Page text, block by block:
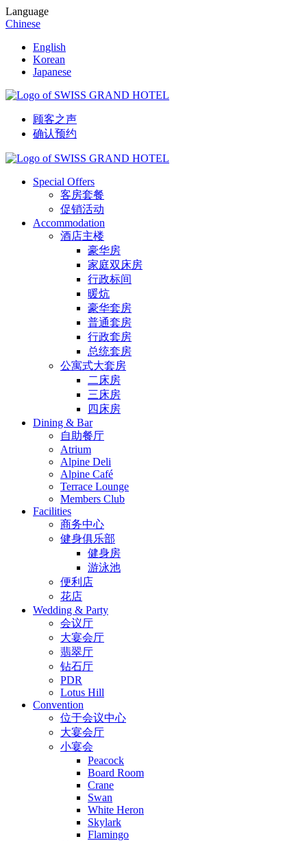
Language
Chinese
English
Korean
Japanese
顾客之声
确认预约
Special Offers
客房套餐
促销活动
Accommodation
酒店主楼
豪华房
家庭双床房
行政标间
暖炕
豪华套房
普通套房
行政套房
总统套房
公寓式大套房
二床房
三床房
四床房
Dining & Bar
自助餐厅
Atrium
Alpine Deli
Alpine Café
Terrace Lounge
Members Club
Facilities
商务中心
健身俱乐部
健身房
游泳池
便利店
花店
Wedding & Party
会议厅
大宴会厅
翡翠厅
钻石厅
PDR
Lotus Hill
Convention
位于会议中心
大宴会厅
小宴会
Peacock
Board Room
Crane
Swan
White Heron
Skylark
Flamingo